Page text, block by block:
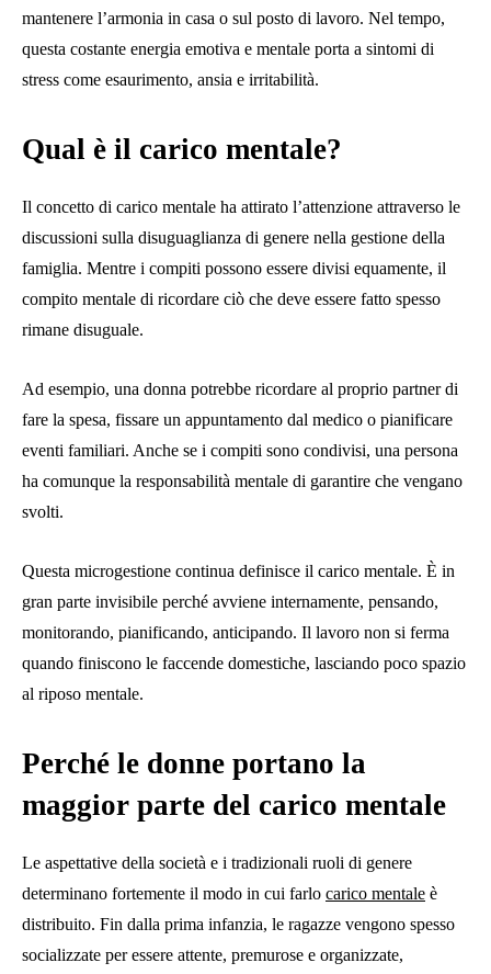
mantenere l’armonia in casa o sul posto di lavoro. Nel tempo,
questa costante energia emotiva e mentale porta a sintomi di
stress come esaurimento, ansia e irritabilità.
Qual è il carico mentale?
Il concetto di carico mentale ha attirato l’attenzione attraverso le
discussioni sulla disuguaglianza di genere nella gestione della
famiglia. Mentre i compiti possono essere divisi equamente, il
compito mentale di ricordare ciò che deve essere fatto spesso
rimane disuguale.
Ad esempio, una donna potrebbe ricordare al proprio partner di
fare la spesa, fissare un appuntamento dal medico o pianificare
eventi familiari. Anche se i compiti sono condivisi, una persona
ha comunque la responsabilità mentale di garantire che vengano
svolti.
Questa microgestione continua definisce il carico mentale. È in
gran parte invisibile perché avviene internamente, pensando,
monitorando, pianificando, anticipando. Il lavoro non si ferma
quando finiscono le faccende domestiche, lasciando poco spazio
al riposo mentale.
Perché le donne portano la
maggior parte del carico mentale
Le aspettative della società e i tradizionali ruoli di genere
determinano fortemente il modo in cui farlo carico mentale è
distribuito. Fin dalla prima infanzia, le ragazze vengono spesso
socializzate per essere attente, premurose e organizzate,